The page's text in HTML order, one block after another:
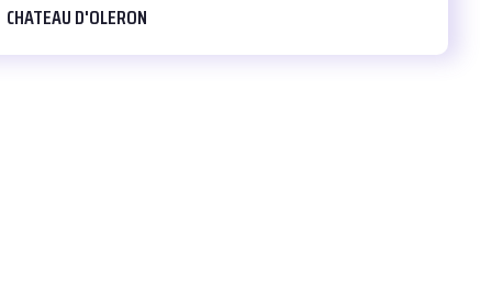
CHATEAU D'OLERON